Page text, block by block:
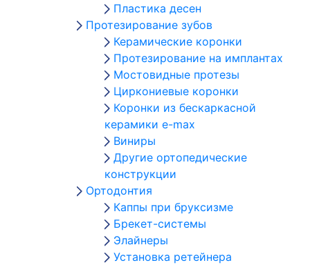
Пластика десен
Протезирование зубов
Керамические коронки
Протезирование на имплантах
Мостовидные протезы
Циркониевые коронки
Коронки из бескаркасной
керамики e-max
Виниры
Другие ортопедические
конструкции
Ортодонтия
Каппы при бруксизме
Брекет-системы
Элайнеры
Установка ретейнера